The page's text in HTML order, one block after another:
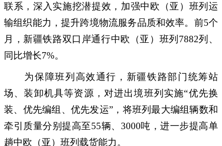
联系，深入实施挖潜提效，加强中欧（亚）班列运
输组织能力，提升跨境物流服务品质和效率。前5个
月，新疆铁路双口岸通行中欧（亚）班列7882列、
同比增长7%。
为保障班列高效通行，新疆铁路部门统筹站
场、装卸机具等资源，对进出境班列实施“优先换
装、优先编组、优先发运”，将班列最大编组辆数和
牵引质量分别提高至55辆、3000吨，进一步提高单
趟中欧（亚）班列载货能力。